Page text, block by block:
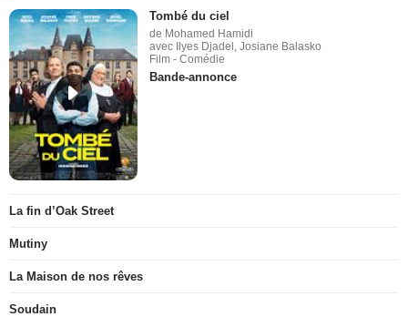
Tombé du ciel
de Mohamed Hamidi
avec Ilyes Djadel, Josiane Balasko
Film - Comédie
Bande-annonce
La fin d’Oak Street
Mutiny
La Maison de nos rêves
Soudain